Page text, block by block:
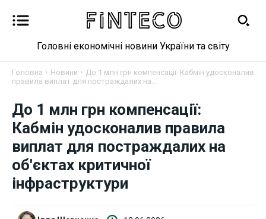
Новини
Бізнес
Фінанси
Валютний ринок
Головні економічні новини України та світу
Головна Новини
До 1 млн грн компенсації: Кабмін удосконалив
правила виплат для постраждалих на...
До 1 млн грн компенсації:
Кабмін удосконалив правила
виплат для постраждалих на
об'єктах критичної
інфраструктури